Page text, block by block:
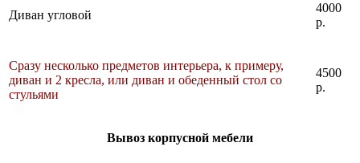
Диван угловой
4000
р.
Сразу несколько предметов интерьера, к примеру,
диван и 2 кресла, или диван и обеденный стол со
стульями
4500
р.
Вывоз корпусной мебели